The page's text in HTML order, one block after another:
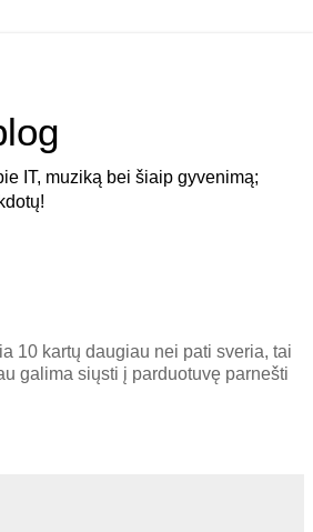
IT, muziką bei šiaip gyvenimą;
10 kartų daugiau nei pati sveria, tai
galima siųsti į parduotuvę parnešti